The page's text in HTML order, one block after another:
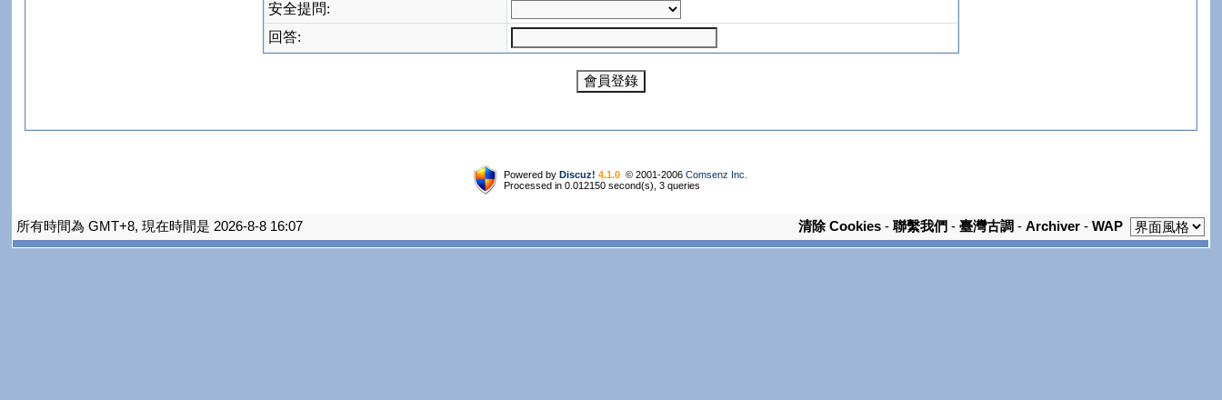
安全提問:
回答:
Powered byDiscuz! 4.1.0 © 2001-2006Comsenz Inc.
Processed in 0.012150 second(s), 3 queries
所有時間為 GMT+8, 現在時間是 2026-8-8 16:07 清除 Cookies -聯繫我們 -臺灣古調 -Archiver -WAP